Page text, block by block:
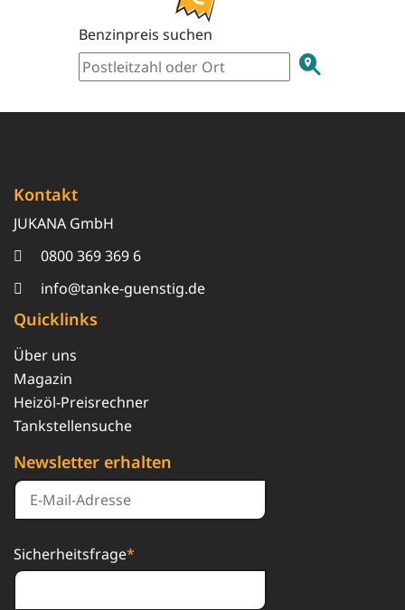
Benzinpreis suchen
Kontakt
JUKANA GmbH
0800 369 369 6
info@tanke-guenstig.de
Quicklinks
Über uns
Magazin
Heizöl-Preisrechner
Tankstellensuche
Newsletter erhalten
Sicherheitsfrage*